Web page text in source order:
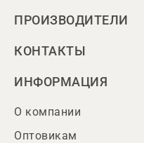
ПРОИЗВОДИТЕЛИ
КОНТАКТЫ
ИНФОРМАЦИЯ
О компании
Оптовикам